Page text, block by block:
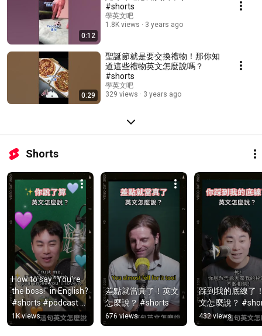
0:12
#shorts
學英文吧
1.8K views
3 years ago
0:29
聖誕節就是要交換禮物！那你知
道這些禮物英文怎麼說嗎？
#shorts
學英文吧
329 views
3 years ago
Shorts
How to say "You're
the boss!" in English?
#shorts #podcast
#EnglishLearning
1K views
差點就當真了！英文
怎麼說？ #shorts
676 views
踩到我的底線了
文怎麼說？
432 views